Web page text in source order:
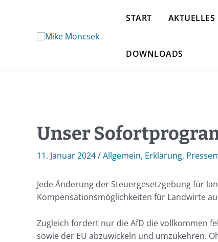
START AKTUELLES
DOWNLOADS
Unser
11. Januar 2024/Allgemein, Erklärung,
Jede Änderung der Steuergesetzgebung für
Kompensationsmöglichkeiten für Landwirte
Zugleich fordert nur die AfD die vollkommen
sowie der EU abzuwickeln und umzukehren.